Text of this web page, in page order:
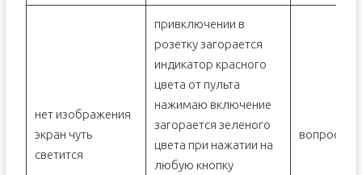
нет изображения
экран чуть
светится
привключении в
розетку загорается
индикатор красного
цвета от пульта
нажимаю включение
загорается зеленого
цвета при нажатии на
любую кнопку
вопрос